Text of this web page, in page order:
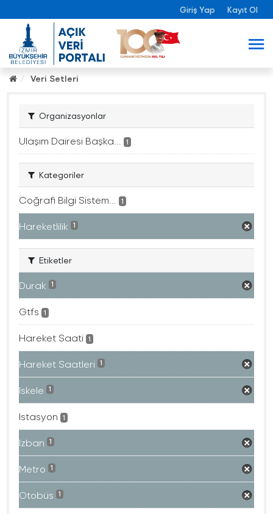
Giriş Yap Kayıt Ol
Veri Setleri
Organizasyonlar
Ulaşım Dairesi Başka... 1
Kategoriler
Coğrafi Bilgi Sistem... 1
Hareketlilik 1
Etiketler
Durak 1
Gtfs 1
Hareket Saati 1
Hareket Saatleri 1
Iskele 1
Istasyon 1
Izban 1
Metro 1
Otobüs 1